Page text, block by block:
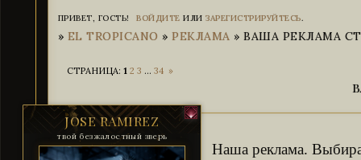
ПРИВЕТ, ГОСТЬ! ВОЙДИТЕ ИЛИЗАРЕГИСТРИРУЙТЕСЬ.
» EL TROPICANO »РЕКЛАМА »ВАША РЕКЛАМА
СТРАНИЦА: 1 2 3 … 34 »
JOSE RAMIREZ
твой безжалостный зверь
Наша реклама.